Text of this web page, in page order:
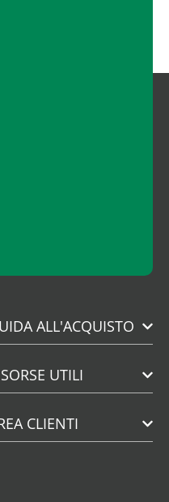
ALL'ACQUISTO
UTILI
CLIENTI